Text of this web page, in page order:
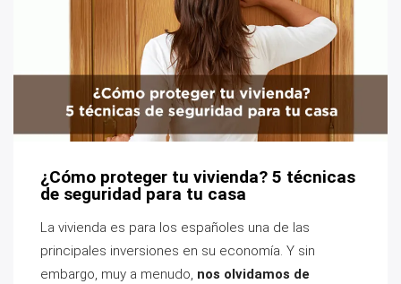
¿Cómo proteger tu vivienda? 5 técnicas
de seguridad para tu casa
La vivienda es para los españoles una de las
principales inversiones en su economía. Y sin
embargo, muy a menudo, nos olvidamos de